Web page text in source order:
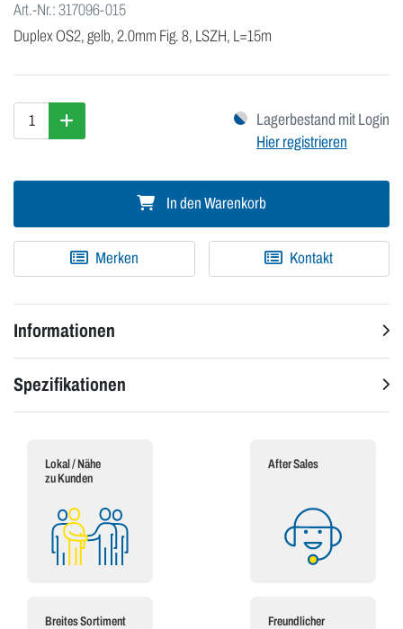
Art.-Nr.: 317096-015
Duplex OS2, gelb, 2.0mm Fig. 8, LSZH, L=15m
Lagerbestand mit Login
Hier registrieren
In den Warenkorb
Merken Kontakt
Informationen
Spezifikationen
Lokal / Nähe
zu Kunden
After Sales
Breites Sortiment Freundlicher